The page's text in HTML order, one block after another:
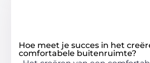
Hoe meet je succes in het
comfortabele buitenruimte?